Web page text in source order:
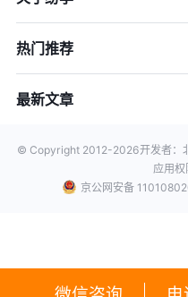
热门推荐
最新文章
© Copyright 2012-2026开发者：
应用权
京公网安备